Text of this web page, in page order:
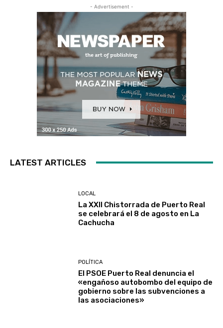
- Advertisement -
LATEST ARTICLES
LOCAL
La XXII Chistorrada de Puerto Real
se celebrará el 8 de agosto en La
Cachucha
POLÍTICA
El PSOE Puerto Real denuncia el
«engañoso autobombo del equipo de
gobierno sobre las subvenciones a
las asociaciones»